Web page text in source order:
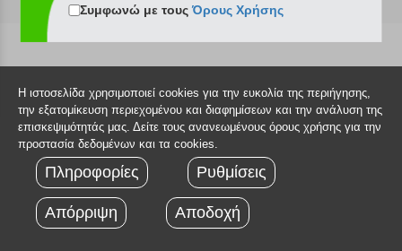
Πολιτική επιστροφών
Τεχνική υποστήριξη
Συμφωνώ με τουςΌρους Χρήσης
Η ιστοσελίδα χρησιμοποιεί cookies για την ευκολία της περιήγησης,
την εξατομίκευση περιεχομένου και διαφημίσεων και την ανάλυση της
επισκεψιμότητάς μας. Δείτε τους ανανεωμένους όρους χρήσης για την
προστασία δεδομένων και τα cookies.
Πληροφορίες Ρυθμίσεις
Απόρριψη Αποδοχή